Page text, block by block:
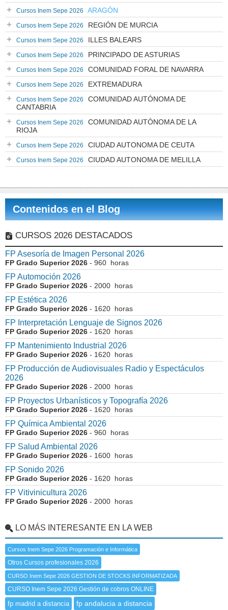
Cursos Inem Sepe 2026 ARAGÓN
Cursos Inem Sepe 2026 REGIÓN DE MURCIA
Cursos Inem Sepe 2026 ILLES BALEARS
Cursos Inem Sepe 2026 PRINCIPADO DE ASTURIAS
Cursos Inem Sepe 2026 COMUNIDAD FORAL DE NAVARRA
Cursos Inem Sepe 2026 EXTREMADURA
Cursos Inem Sepe 2026
COMUNIDAD AUTÓNOMA DE
CANTABRIA
Cursos Inem Sepe 2026
COMUNIDAD AUTÓNOMA DE LA
RIOJA
Cursos Inem Sepe 2026 CIUDAD AUTONOMA DE CEUTA
Cursos Inem Sepe 2026 CIUDAD AUTONOMA DE MELILLA
Contenidos en el Blog
CURSOS 2026 DESTACADOS
FP Asesoría de Imagen Personal 2026
FP Grado Superior 2026 - 960 horas
FP Automoción 2026
FP Grado Superior 2026 - 2000 horas
FP Estética 2026
FP Grado Superior 2026 - 1620 horas
FP Interpretación Lenguaje de Signos 2026
FP Grado Superior 2026 - 1620 horas
FP Mantenimiento Industrial 2026
FP Grado Superior 2026 - 1620 horas
FP Producción de Audiovisuales Radio y Espectáculos
2026
FP Grado Superior 2026 - 2000 horas
FP Proyectos Urbanísticos y Topografía 2026
FP Grado Superior 2026 - 1620 horas
FP Química Ambiental 2026
FP Grado Superior 2026 - 960 horas
FP Salud Ambiental 2026
FP Grado Superior 2026 - 1600 horas
FP Sonido 2026
FP Grado Superior 2026 - 1620 horas
FP Vitivinicultura 2026
FP Grado Superior 2026 - 2000 horas
LO MÁS INTERESANTE EN LA WEB
Cursos Inem Sepe 2026 Programación e Informática
Otros Cursos profesionales 2026
CURSO Inem Sepe 2026 GESTION DE STOCKS INFORMATIZADA
CURSO Inem Sepe 2026 Gestión de cobros ONLINE
fp madrid a distancia fp andalucia a distancia